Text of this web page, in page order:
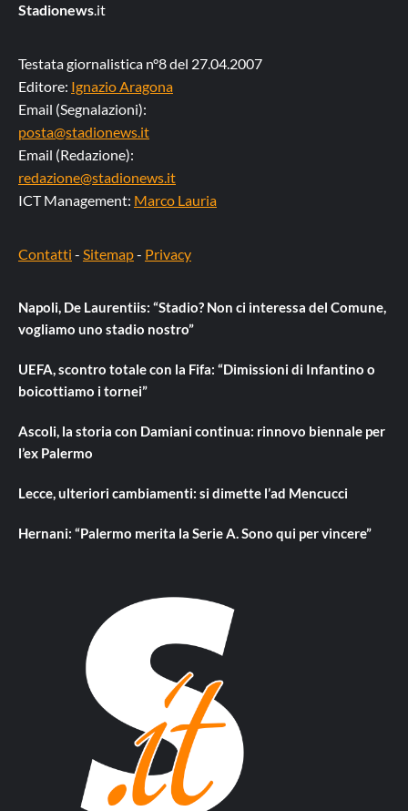
Stadionews.it
Testata giornalistica n°8 del 27.04.2007
Editore: Ignazio Aragona
Email (Segnalazioni):
posta@stadionews.it
Email (Redazione):
redazione@stadionews.it
ICT Management: Marco Lauria
Contatti - Sitemap- Privacy
Napoli, De Laurentiis: “Stadio? Non ci interessa del Comune,
vogliamo uno stadio nostro”
UEFA, scontro totale con la Fifa: “Dimissioni di Infantino o
boicottiamo i tornei”
Ascoli, la storia con Damiani continua: rinnovo biennale per
l’ex Palermo
Lecce, ulteriori cambiamenti: si dimette l’ad Mencucci
Hernani: “Palermo merita la Serie A. Sono qui per vincere”